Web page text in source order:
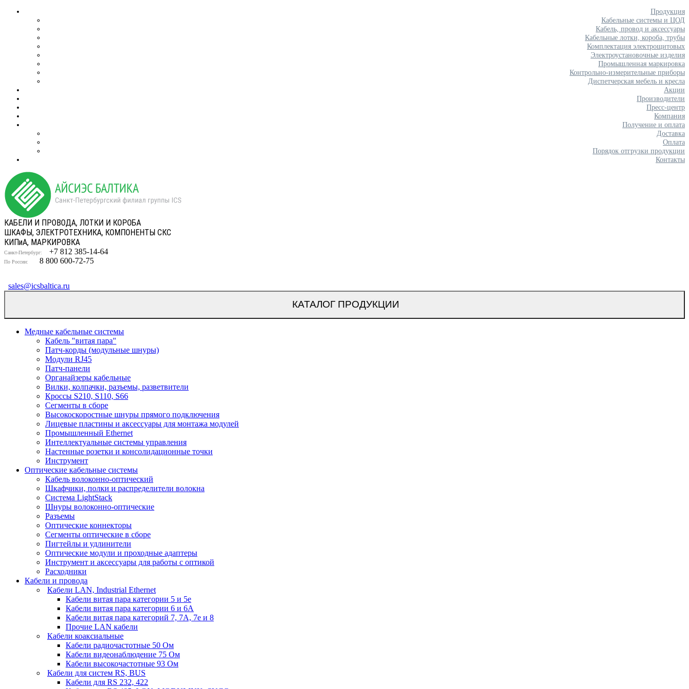
Продукция
Кабельные системы и ЦОД
Кабель, провод и аксессуары
Кабельные лотки, короба, трубы
Комплектация электрощитовых
Электроустановочные изделия
Промышленная маркировка
Контрольно-измерительные приборы
Диспетчерская мебель и кресла
Акции
Производители
Пресс-центр
Компания
Получение и оплата
Доставка
Оплата
Порядок отгрузки продукции
Контакты
КАБЕЛИ И ПРОВОДА, ЛОТКИ И КОРОБА
ШКАФЫ, ЭЛЕКТРОТЕХНИКА, КОМПОНЕНТЫ СКС
КИПиА, МАРКИРОВКА
Санкт-Петербург: +7 812 385-14-64
По России: 8 800 600-72-75
sales@icsbaltica.ru
КАТАЛОГ ПРОДУКЦИИ
Медные кабельные системы
Кабель "витая пара"
Патч-корды (модульные шнуры)
Модули RJ45
Патч-панели
Органайзеры кабельные
Вилки, колпачки, разъемы, разветвители
Кроссы S210, S110, S66
Сегменты в сборе
Высокоскоростные шнуры прямого подключения
Лицевые пластины и аксессуары для монтажа модулей
Промышленный Ethernet
Интеллектуальные системы управления
Настенные розетки и консолидационные точки
Инструмент
Оптические кабельные системы
Кабель волоконно-оптический
Шкафчики, полки и распределители волокна
Система LightStack
Шнуры волоконно-оптические
Разъемы
Оптические коннекторы
Сегменты оптические в сборе
Пигтейлы и удлинители
Оптические модули и проходные адаптеры
Инструмент и аксессуары для работы с оптикой
Расходники
Кабели и провода
Кабели LAN, Industrial Ethernet
Кабели витая пара категории 5 и 5е
Кабели витая пара категории 6 и 6A
Кабели витая пара категорий 7, 7А, 7е и 8
Прочие LAN кабели
Кабели коаксиальные
Кабели радиочастотные 50 Ом
Кабели видеонаблюдение 75 Ом
Кабели высокочастотные 93 Ом
Кабели для систем RS, BUS
Кабели для RS 232, 422